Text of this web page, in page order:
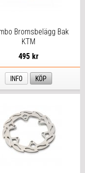
Bromsbelägg Bak
KTM
495 kr
INFO KÖP